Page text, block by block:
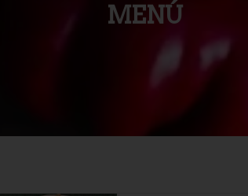
MENÚ